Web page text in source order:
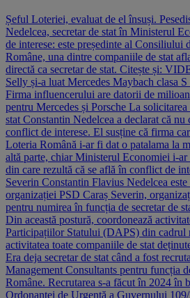
Șeful Loteriei, evaluat de el însuși.
Nedelcea, secretar de stat în Ministerul
de interese: este președinte al Consiliului
Române, una dintre companiile de stat
directă ca secretar de stat. Citește și:
Selly și-a luat Mercedes Maybach clasa
Firma influencerului are datorii de
pentru Mercedes și Porsche La
stat Constantin Nedelcea a declarat că nu
conflict de interese. El susține că firma
Loteria Română i-ar fi dat o patalama la
altă parte, chiar Ministerul Economiei i-
din care rezultă că se află în conflict de
Severin Constantin Flavius Nedelcea
organizației PSD Caraș Severin,
pentru numirea în funcția de secretar de
Din această postură, coordonează
Participațiilor Statului (DAPS) din cadrul
activitatea toate companiile de stat
Era deja secretar de stat când a fost
Management Consultants pentru funcția
Române. Recrutarea s-a făcut în 2024 în
Ordonanței de Urgență a Guvernului